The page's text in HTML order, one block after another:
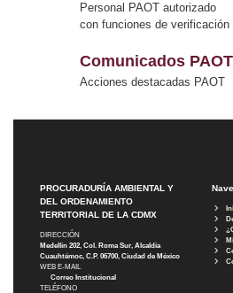
Personal PAOT autorizado
con funciones de verificación
Comunicados PAOT
Acciones destacadas PAOT
PROCURADURÍA AMBIENTAL Y
DEL ORDENAMIENTO
TERRITORIAL DE LA CDMX
DIRECCIÓN
Medellín 202, Col. Roma Sur, Alcaldía
Cuauhtémoc, C.P. 06700, Ciudad de México
WEB E-MAIL
Correo Institucional
TELÉFONO